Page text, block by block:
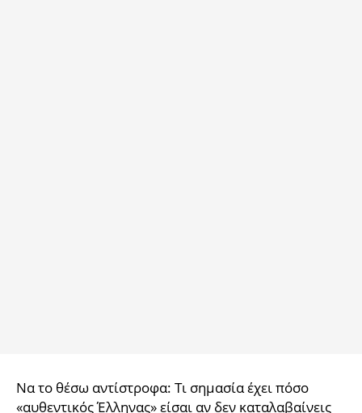
Να το θέσω αντίστροφα: Τι σημασία έχει πόσο
«αυθεντικός Έλληνας» είσαι αν δεν καταλαβαίνεις